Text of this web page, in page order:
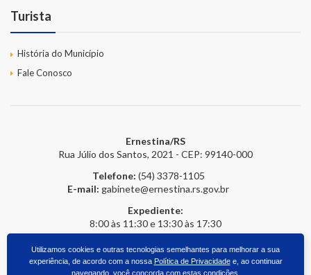
Turista
História do Município
Fale Conosco
Ernestina/RS
Rua Júlio dos Santos, 2021 - CEP: 99140-000
Telefone: (54) 3378-1105
E-mail: gabinete@ernestina.rs.gov.br
Expediente:
8:00 às 11:30 e 13:30 às 17:30
2026 © Prefeitura Online- Todos os direitos reservados.
Utilizamos cookies e outras tecnologias semelhantes para melhorar a sua
experiência, de acordo com a nossa Política de Privacidadee, ao continuar
navegando, você concorda com estas condições.